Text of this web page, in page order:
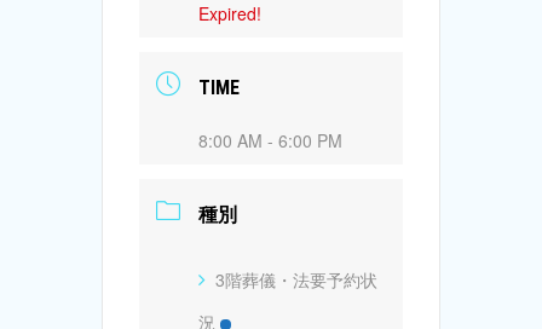
Expired!
TIME
8:00 AM - 6:00 PM
種別
3階葬儀・法要予約状
況